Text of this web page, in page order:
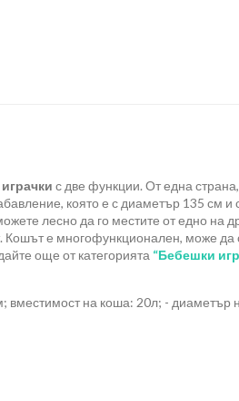
с две функции. От една
която е с диаметър 135 см и
лесно да го местите от едно на
Кошът е многофункционален, може
още от категорията “Бебешки
на коша: 20л; - диаметър